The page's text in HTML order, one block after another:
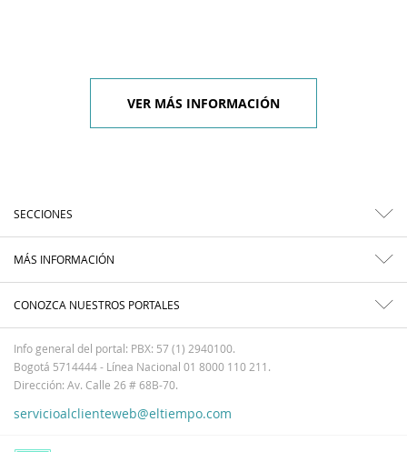
VER MÁS INFORMACIÓN
SECCIONES
MÁS INFORMACIÓN
CONOZCA NUESTROS PORTALES
Info general del portal: PBX: 57 (1) 2940100.
Bogotá 5714444 - Línea Nacional 01 8000 110 211.
Dirección: Av. Calle 26 # 68B-70.
servicioalclienteweb@eltiempo.com